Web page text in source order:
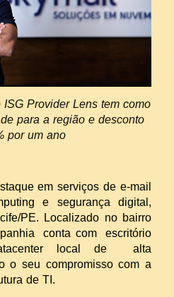
Provider Lens tem como
para a região e desconto
por um ano
em serviços de e-mail
e segurança digital,
PE. Localizado no bairro
conta com escritório
local de alta
o seu compromisso com a
de TI.